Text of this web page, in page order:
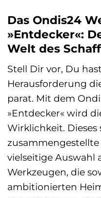
Das Ondis24
»Entdecker«:
Welt des
Stell Dir vor, Du
Herausforderung
parat. Mit dem
»Entdecker« wird
Wirklichkeit. Dieses
vielseitige Auswahl
Werkzeugen, die
ambitionierten